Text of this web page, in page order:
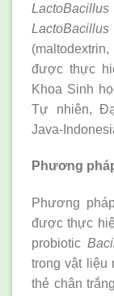
được thực
Khoa Sinh
Tự nhiên,
Java-
Phương
Phương
được thực
probiotic
trong vật liệu
thẻ chân